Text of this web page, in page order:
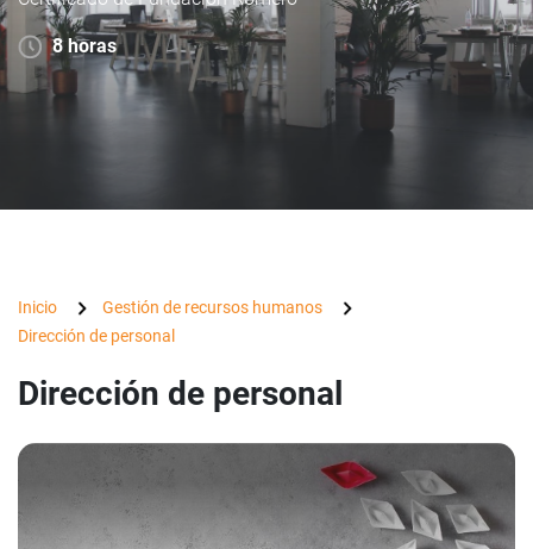
8 horas
Inicio
Gestión de recursos humanos
Dirección de personal
Dirección de personal